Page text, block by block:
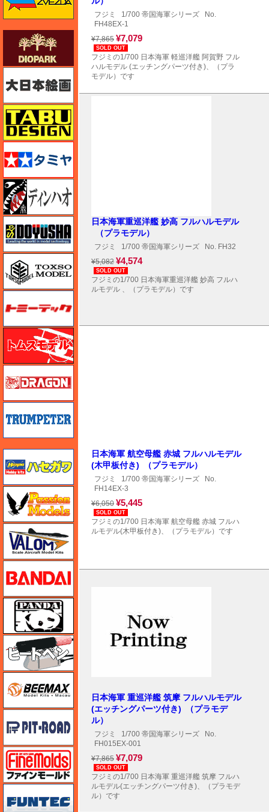
フジミ 1/700 帝国海軍シリーズ No.
FH48EX-1
¥7,865 ¥7,079
SOLD OUT
フジミの1/700 日本海軍 軽巡洋艦 阿賀野 フル
ハルモデル (エッチングパーツ付き)、（プラ
モデル）です
日本海軍重巡洋艦 妙高 フルハルモデル
（プラモデル）
フジミ 1/700 帝国海軍シリーズ No. FH32
¥5,082 ¥4,574
SOLD OUT
フジミの1/700 日本海軍重巡洋艦 妙高 フルハ
ルモデル 、（プラモデル）です
日本海軍 航空母艦 赤城 フルハルモデル
(木甲板付き) （プラモデル）
フジミ 1/700 帝国海軍シリーズ No.
FH14EX-3
¥6,050 ¥5,445
SOLD OUT
フジミの1/700 日本海軍 航空母艦 赤城 フルハ
ルモデル(木甲板付き)、（プラモデル）です
日本海軍 重巡洋艦 筑摩 フルハルモデル
(エッチングパーツ付き) （プラモデ
ル）
フジミ 1/700 帝国海軍シリーズ No.
FH015EX-001
¥7,865 ¥7,079
SOLD OUT
フジミの1/700 日本海軍 重巡洋艦 筑摩 フルハ
ルモデル(エッチングパーツ付き)、（プラモデ
ル）です
ダイオパーク（diopark）
大日本絵画
童友社
トキソモデル（toxso_model）
ハセガワ
ハセガワ
バロムモデル
ヒートペン（十和田技研・ブレインファクトリー）
ピットロード
funtec（ファンテック）